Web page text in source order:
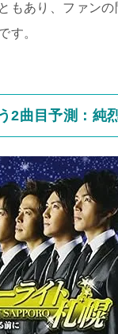
もあり、ファンの
す。
2曲目予測：純